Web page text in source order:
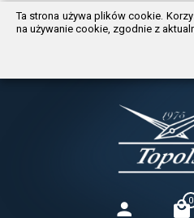
https://www.traditionrolex.com/3
Ta strona używa plików cookie.
na używanie cookie, zgodnie z
0